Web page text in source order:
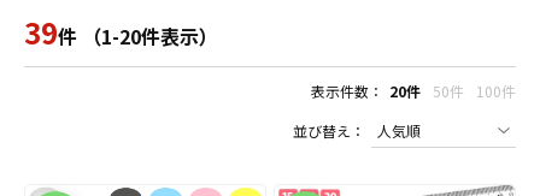
39件 （1-20件表示）
表示件数： 20件 50件
100件
並び替え：